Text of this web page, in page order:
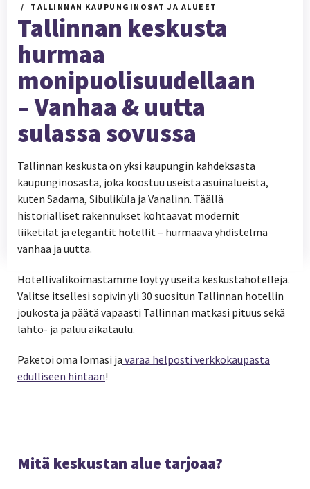
TALLINNAN KAUPUNGINOSAT JA ALUEET
Tallinnan keskusta
hurmaa
monipuolisuudellaan
– Vanhaa & uutta
sulassa sovussa
Tallinnan keskusta on yksi kaupungin kahdeksasta
kaupunginosasta, joka koostuu useista asuinalueista,
kuten Sadama, Sibuliküla ja Vanalinn. Täällä
historialliset rakennukset kohtaavat modernit
liiketilat ja elegantit hotellit – hurmaava yhdistelmä
vanhaa ja uutta.
Hotellivalikoimastamme löytyy useita keskustahotelleja.
Valitse itsellesi sopivin yli 30 suositun Tallinnan hotellin
joukosta ja päätä vapaasti Tallinnan matkasi pituus sekä
lähtö- ja paluu aikataulu.
Paketoi oma lomasi ja varaa helposti verkkokaupasta
edulliseen hintaan!
Mitä keskustan alue tarjoaa?